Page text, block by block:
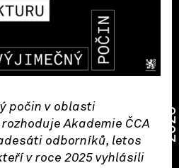
počin v oblasti
Akademie ČCA
odborníků, letos
v roce 2025 vyhlásili
2026